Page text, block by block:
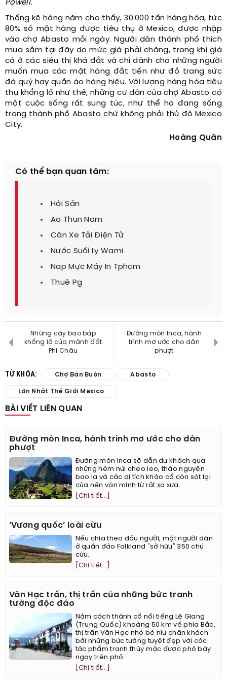
Powell.
Thống kê hàng năm cho thấy, 30.000 tấn hàng hóa, tức
80% số mặt hàng được tiêu thụ ở Mexico, được nhập
vào chợ Abasto mỗi ngày. Người dân thành phố thích
mua sắm tại đây do mức giá phải chăng, trong khi giá
cả ở các siêu thị khá đắt và chỉ dành cho những người
muốn mua các mặt hàng đắt tiền như đồ trang sức
đá quý hay quần áo hàng hiệu. Với lượng hàng hóa tiêu
thụ khổng lồ như thế, những cư dân của chợ Abasto có
một cuộc sống rất sung túc, như thể họ đang sống
trong thành phố Abasto chứ không phải thủ đô Mexico
City.
Hoàng Quân
Có thể bạn quan tâm:
Hải Sản
Ao Thun Nam
Cân Xe Tải Điện Tử
Nước Suối Ly Wami
Nạp Mực Máy In Tphcm
Thuê Pg
Những cây bao báp
khổng lồ của mảnh đất
Phi Châu
Đường mòn Inca, hành
trình mơ ước cho dân
phượt
TỪ KHÓA: Chợ Bán Buôn Abasto
Lớn Nhất Thế Giới Mexico
BÀI VIẾT LIÊN QUAN
Đường mòn Inca, hành trình mơ ước cho dân
phượt
Đường mòn Inca sẽ dẫn du khách qua
những hẻm núi cheo leo, thảo nguyên
bao la và các di tích khảo cổ còn sót lại
của nền văn minh từ rất xa xưa.
[Chi tiết...]
‘Vương quốc’ loài cừu
Nếu chia theo đầu người, một người dân
ở quần đảo Falkland "sở hữu" 350 chú
cừu.
[Chi tiết...]
Vân Hạc trấn, thị trấn của những bức tranh
tường độc đáo
Nằm cách thành cổ nổi tiếng Lệ Giang
(Trung Quốc) khoảng 50 km về phía Bắc,
thị trấn Vân Hạc nhỏ bé níu chân khách
bởi những bức tường tuyệt đẹp với các
tác phẩm tranh thủy mặc được phô bày
ngay trên phố.
[Chi tiết...]